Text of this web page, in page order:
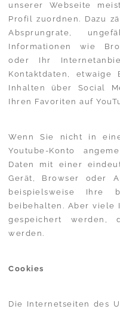
unserer Webseite
Profil zuordnen. Dazu
Absprungrate,
Informationen wie
oder Ihr
Kontaktdaten, etwaige
Inhalten über Social
Ihren Favoriten auf
Wenn Sie nicht in
Youtube-Konto
Daten mit einer
Gerät, Browser oder
beispielsweise Ihre
beibehalten. Aber viele
gespeichert werden,
werden.
Cookies
Die Internetseiten des